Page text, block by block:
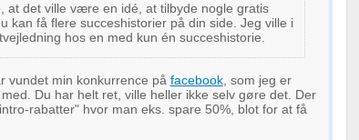
at det ville være en idé, at tilbyde nogle gratis
kan få flere succeshistorier på din side. Jeg ville i
hos en med kun én succeshistorie.
vundet min konkurrence på facebook, som jeg er
Du har helt ret, ville heller ikke selv gøre det. Der
rabatter" hvor man eks. spare 50%, blot for at få
fra forskellige